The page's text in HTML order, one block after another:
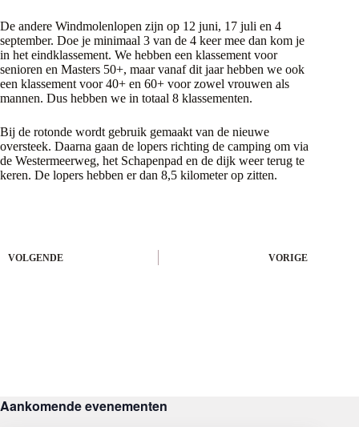
De andere Windmolenlopen zijn op 12 juni, 17 juli en 4
september. Doe je minimaal 3 van de 4 keer mee dan kom je
in het eindklassement. We hebben een klassement voor
senioren en Masters 50+, maar vanaf dit jaar hebben we ook
een klassement voor 40+ en 60+ voor zowel vrouwen als
mannen. Dus hebben we in totaal 8 klassementen.
Bij de rotonde wordt gebruik gemaakt van de nieuwe
oversteek. Daarna gaan de lopers richting de camping om via
de Westermeerweg, het Schapenpad en de dijk weer terug te
keren. De lopers hebben er dan 8,5 kilometer op zitten.
VORIGE
VOLGENDE
Aankomende evenementen